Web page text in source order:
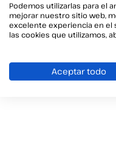
Podemos utilizarlas para el
mejorar nuestro sitio web,
excelente experiencia en el
las cookies que utilizamos,
Aceptar todo